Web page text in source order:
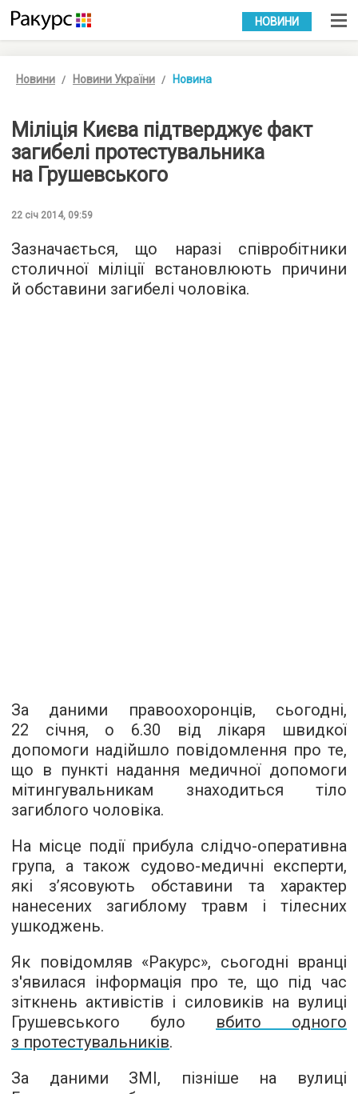
УКР РУС
НОВИНИ
Новини Новини України Новина
Міліція Києва підтверджує факт
загибелі протестувальника
на Грушевського
22 січ 2014, 09:59
Зазначається, що наразі співробітники
столичної міліції встановлюють причини
й обставини загибелі чоловіка.
За даними правоохоронців, сьогодні,
22 січня, о 6.30 від лікаря швидкої
допомоги надійшло повідомлення про те,
що в пункті надання медичної допомоги
мітингувальникам знаходиться тіло
загиблого чоловіка.
На місце події прибула слідчо-оперативна
група, а також судово-медичні експерти,
які з’ясовують обставини та характер
нанесених загиблому травм і тілесних
ушкоджень.
Як повідомляв «Ракурс», сьогодні вранці
з'явилася інформація про те, що під час
зіткнень активістів і силовиків на вулиці
Грушевського було вбито одного
з протестувальників.
За даними ЗМІ, пізніше на вулиці